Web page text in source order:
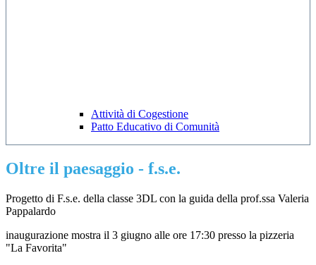
Attività di Cogestione
Patto Educativo di Comunità
Oltre il paesaggio - f.s.e.
Progetto di F.s.e. della classe 3DL con la guida della prof.ssa Valeria
Pappalardo
inaugurazione mostra il 3 giugno alle ore 17:30 presso la pizzeria
"La Favorita"